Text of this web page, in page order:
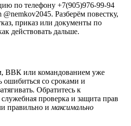
по телефону +7(905)976-99-94
Разберём повестку,
приказ или документы по
действовать дальше.
ВВК или командованием уже
ошибиться со сроками и
Обратитесь к
проверка и защита прав
правильно и максимально